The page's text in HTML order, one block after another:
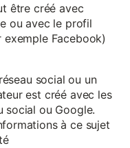
être créé avec
ou avec le profil
exemple Facebook)
social ou un
est créé avec les
social ou Google.
à ce sujet